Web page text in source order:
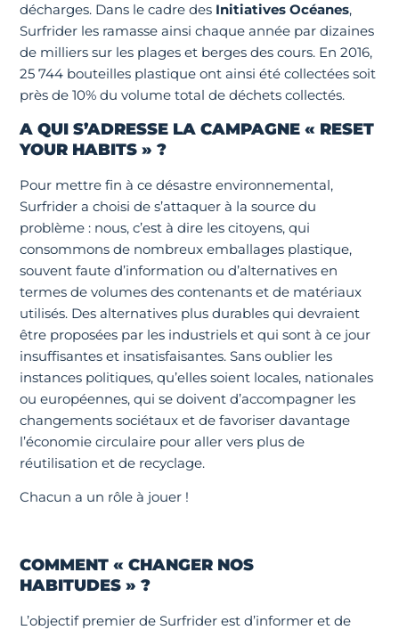
décharges. Dans le cadre des Initiatives Océanes,
Surfrider les ramasse ainsi chaque année par dizaines
de milliers sur les plages et berges des cours. En 2016,
25 744 bouteilles plastique ont ainsi été collectées soit
près de 10% du volume total de déchets collectés.
A QUI S’ADRESSE LA CAMPAGNE « RESET
YOUR HABITS » ?
Pour mettre fin à ce désastre environnemental,
Surfrider a choisi de s’attaquer à la source du
problème : nous, c’est à dire les citoyens, qui
consommons de nombreux emballages plastique,
souvent faute d’information ou d’alternatives en
termes de volumes des contenants et de matériaux
utilisés. Des alternatives plus durables qui devraient
être proposées par les industriels et qui sont à ce jour
insuffisantes et insatisfaisantes. Sans oublier les
instances politiques, qu’elles soient locales, nationales
ou européennes, qui se doivent d’accompagner les
changements sociétaux et de favoriser davantage
l’économie circulaire pour aller vers plus de
réutilisation et de recyclage.
Chacun a un rôle à jouer !
COMMENT « CHANGER NOS
HABITUDES » ?
L’objectif premier de Surfrider est d’informer et de